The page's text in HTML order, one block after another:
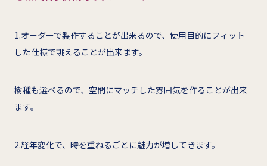
1.オーダーで製作することが出来るので、使用目的にフィット
した仕様で誂えることが出来ます。
樹種も選べるので、空間にマッチした雰囲気を作ることが出来
ます。
2.経年変化で、時を重ねるごとに魅力が増してきます。